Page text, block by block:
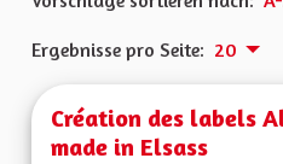
Ergebnisse pro Seite: 20
Création des labels
made in Elsass